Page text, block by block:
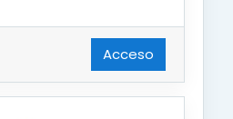
Acceso